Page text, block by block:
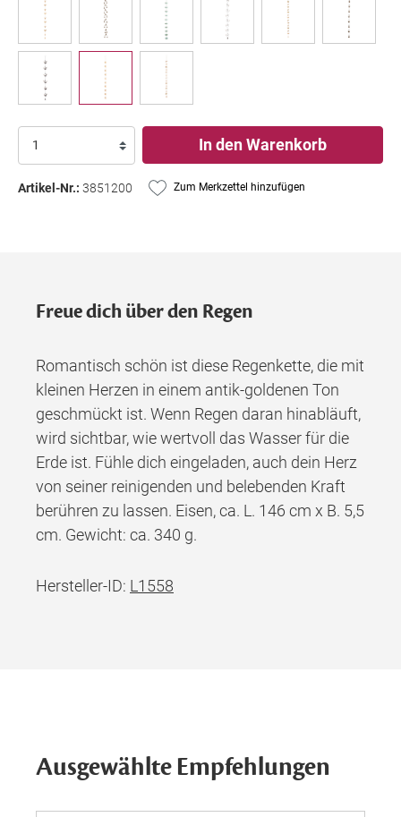
In den Warenkorb
Artikel-Nr.: 3851200 Zum Merkzettel hinzufügen
Freue dich über den Regen
Romantisch schön ist diese Regenkette, die mit
kleinen Herzen in einem antik-goldenen Ton
geschmückt ist. Wenn Regen daran hinabläuft,
wird sichtbar, wie wertvoll das Wasser für die
Erde ist. Fühle dich eingeladen, auch dein Herz
von seiner reinigenden und belebenden Kraft
berühren zu lassen. Eisen, ca. L. 146 cm x B. 5,5
cm. Gewicht: ca. 340 g.
Hersteller-ID: L1558
Ausgewählte Empfehlungen